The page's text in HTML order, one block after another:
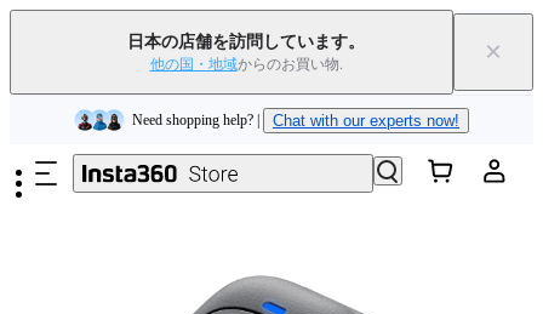
日本の店舗を訪問しています。
他の国・地域からのお買い物. ×
メインコンテンツへスキップ
下取りで旧デバイスを出すと、新規購入でキャッシュバックまたはクー
ポンを獲得できます｜ 詳細を見る
Need shopping help? | Chat with our experts now!
Insta360 Luna Ultra｜発売中｜送料無料